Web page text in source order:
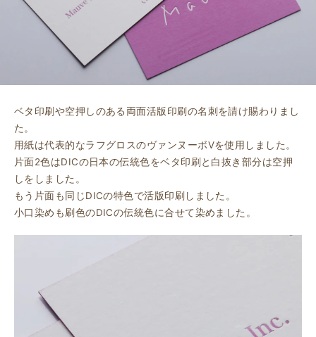
ベタ印刷や空押しのある両面活版印刷の名刺を請け賜わりまし
た。
用紙は代表的なラフグロスのヴァンヌーボVを使用しました。
片面2色はDICの日本の伝統色をベタ印刷と白抜き部分は空押
しをしました。
もう片面も同じDICの特色で活版印刷しました。
小口染めも刷色のDICの伝統色に合せて染めました。